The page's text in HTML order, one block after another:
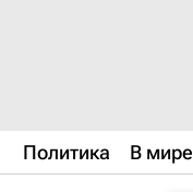
Политика В мире